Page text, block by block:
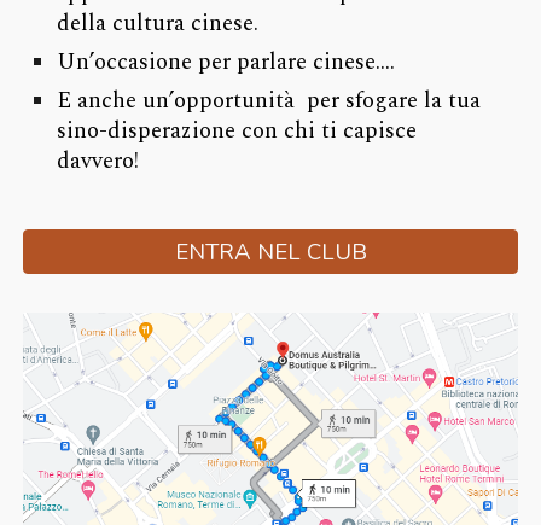
della cultura cinese.
Un’occasione per parlare cinese….
E anche un’opportunità per sfogare la tua
sino-disperazione con chi ti capisce
davvero!
ENTRA NEL CLUB